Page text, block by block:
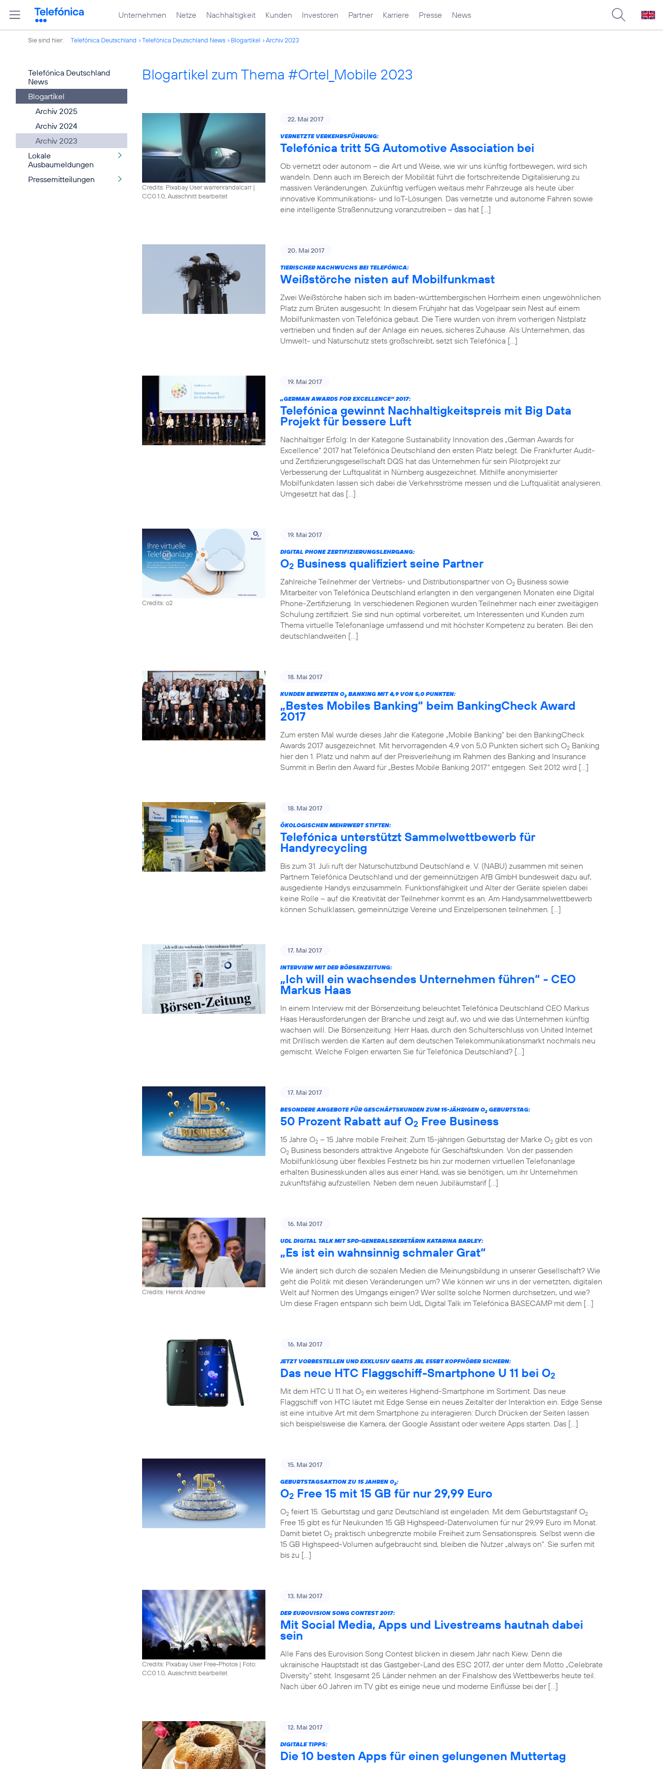
Unternehmen Netze Nachhaltigkeit Kunden Investoren Partner Karriere Presse News
Sie sind hier: Telefónica Deutschland Telefónica Deutschland News Blogartikel Archiv 2023
Telefónica Deutschland
News
Blogartikel
Archiv 2025
Archiv 2024
Archiv 2023
Lokale
Ausbaumeldungen
Pressemitteilungen
Blogartikel zum Thema #Ortel_Mobile 2023
Credits: Pixabay User warrenrandalcarr|
CC0 1.0, Ausschnitt bearbeitet
22. Mai 2017
VERNETZTE VERKEHRSFÜHRUNG:
Telefónica tritt 5G Automotive Association bei
Ob vernetzt oder autonom – die Art und Weise, wie wir uns künftig fortbewegen, wird sich
wandeln. Denn auch im Bereich der Mobilität führt die fortschreitende Digitalisierung zu
massiven Veränderungen. Zukünftig verfügen weitaus mehr Fahrzeuge als heute über
innovative Kommunikations- und IoT-Lösungen. Das vernetzte und autonome Fahren sowie
eine intelligente Straßennutzung voranzutreiben – das hat […]
20. Mai 2017
TIERISCHER NACHWUCHS BEI TELEFÓNICA:
Weißstörche nisten auf Mobilfunkmast
Zwei Weißstörche haben sich im baden-württembergischen Horrheim einen ungewöhnlichen
Platz zum Brüten ausgesucht: In diesem Frühjahr hat das Vogelpaar sein Nest auf einem
Mobilfunkmasten von Telefónica gebaut. Die Tiere wurden von ihrem vorherigen Nistplatz
vertrieben und finden auf der Anlage ein neues, sicheres Zuhause. Als Unternehmen, das
Umwelt- und Naturschutz stets großschreibt, setzt sich Telefónica […]
19. Mai 2017
„GERMAN AWARDS FOR EXCELLENCE“ 2017:
Telefónica gewinnt Nachhaltigkeitspreis mit Big Data
Projekt für bessere Luft
Nachhaltiger Erfolg: In der Kategorie Sustainability Innovation des „German Awards for
Excellence“ 2017 hat Telefónica Deutschland den ersten Platz belegt. Die Frankfurter Audit-
und Zertifizierungsgesellschaft DQS hat das Unternehmen für sein Pilotprojekt zur
Verbesserung der Luftqualität in Nürnberg ausgezeichnet. Mithilfe anonymisierter
Mobilfunkdaten lassen sich dabei die Verkehrsströme messen und die Luftqualität analysieren.
Umgesetzt hat das […]
Credits: o2
19. Mai 2017
DIGITAL PHONE ZERTIFIZIERUNGSLEHRGANG:
O2 Business qualifiziert seine Partner
Zahlreiche Teilnehmer der Vertriebs- und Distributionspartner von O2 Business sowie
Mitarbeiter von Telefónica Deutschland erlangten in den vergangenen Monaten eine Digital
Phone-Zertifizierung. In verschiedenen Regionen wurden Teilnehmer nach einer zweitägigen
Schulung zertifiziert. Sie sind nun optimal vorbereitet, um Interessenten und Kunden zum
Thema virtuelle Telefonanlage umfassend und mit höchster Kompetenz zu beraten. Bei den
deutschlandweiten […]
18. Mai 2017
KUNDEN BEWERTEN O2 BANKING MIT 4,9 VON 5,0 PUNKTEN:
„Bestes Mobiles Banking“ beim BankingCheck Award
2017
Zum ersten Mal wurde dieses Jahr die Kategorie „Mobile Banking“ bei den BankingCheck
Awards 2017 ausgezeichnet. Mit hervorragenden 4,9 von 5,0 Punkten sichert sich O2 Banking
hier den 1. Platz und nahm auf der Preisverleihung im Rahmen des Banking and Insurance
Summit in Berlin den Award für „Bestes Mobile Banking 2017“ entgegen. Seit 2012 wird […]
18. Mai 2017
ÖKOLOGISCHEN MEHRWERT STIFTEN:
Telefónica unterstützt Sammelwettbewerb für
Handyrecycling
Bis zum 31. Juli ruft der Naturschutzbund Deutschland e. V. (NABU) zusammen mit seinen
Partnern Telefónica Deutschland und der gemeinnützigen AfB GmbH bundesweit dazu auf,
ausgediente Handys einzusammeln. Funktionsfähigkeit und Alter der Geräte spielen dabei
keine Rolle – auf die Kreativität der Teilnehmer kommt es an. Am Handysammelwettbewerb
können Schulklassen, gemeinnützige Vereine und Einzelpersonen teilnehmen. […]
17. Mai 2017
INTERVIEW MIT DER BÖRSENZEITUNG:
„Ich will ein wachsendes Unternehmen führen“ - CEO
Markus Haas
In einem Interview mit der Börsenzeitung beleuchtet Telefónica Deutschland CEO Markus
Haas Herausforderungen der Branche und zeigt auf, wo und wie das Unternehmen künftig
wachsen will. Die Börsenzeitung: Herr Haas, durch den Schulterschluss von United Internet
mit Drillisch werden die Karten auf dem deutschen Telekommunikationsmarkt nochmals neu
gemischt. Welche Folgen erwarten Sie für Telefónica Deutschland? […]
17. Mai 2017
BESONDERE ANGEBOTE FÜR GESCHÄFTSKUNDEN ZUM 15-JÄHRIGEN O2 GEBURTSTAG:
50 Prozent Rabatt auf O2 Free Business
15 Jahre O2 – 15 Jahre mobile Freiheit: Zum 15-jährigen Geburtstag der Marke O2 gibt es von
O2 Business besonders attraktive Angebote für Geschäftskunden. Von der passenden
Mobilfunklösung über flexibles Festnetz bis hin zur modernen virtuellen Telefonanlage
erhalten Businesskunden alles aus einer Hand, was sie benötigen, um ihr Unternehmen
zukunftsfähig aufzustellen. Neben dem neuen Jubiläumstarif […]
Credits: Henrik Andree
16. Mai 2017
UDL DIGITAL TALK MIT SPD-GENERALSEKRETÄRIN KATARINA BARLEY:
„Es ist ein wahnsinnig schmaler Grat“
Wie ändert sich durch die sozialen Medien die Meinungsbildung in unserer Gesellschaft? Wie
geht die Politik mit diesen Veränderungen um? Wie können wir uns in der vernetzten, digitalen
Welt auf Normen des Umgangs einigen? Wer sollte solche Normen durchsetzen, und wie?
Um diese Fragen entspann sich beim UdL Digital Talk im Telefónica BASECAMP mit dem […]
16. Mai 2017
JETZT VORBESTELLEN UND EXKLUSIV GRATIS JBL E55BT KOPFHÖRER SICHERN:
Das neue HTC Flaggschiff-Smartphone U 11 bei O2
Mit dem HTC U 11 hat O2 ein weiteres Highend-Smartphone im Sortiment. Das neue
Flaggschiff von HTC läutet mit Edge Sense ein neues Zeitalter der Interaktion ein. Edge Sense
ist eine intuitive Art mit dem Smartphone zu interagieren: Durch Drücken der Seiten lassen
sich beispielsweise die Kamera, der Google Assistant oder weitere Apps starten. Das […]
15. Mai 2017
GEBURTSTAGSAKTION ZU 15 JAHREN O2:
O2 Free 15 mit 15 GB für nur 29,99 Euro
O2 feiert 15. Geburtstag und ganz Deutschland ist eingeladen. Mit dem Geburtstagstarif O2
Free 15 gibt es für Neukunden 15 GB Highspeed-Datenvolumen für nur 29,99 Euro im Monat.
Damit bietet O2 praktisch unbegrenzte mobile Freiheit zum Sensationspreis. Selbst wenn die
15 GB Highspeed-Volumen aufgebraucht sind, bleiben die Nutzer „always on“. Sie surfen mit
bis zu […]
Credits: Pixabay User Free-Photos | Foto:
CC0 1.0, Ausschnitt bearbeitet
13. Mai 2017
DER EUROVISION SONG CONTEST 2017:
Mit Social Media, Apps und Livestreams hautnah dabei
sein
Alle Fans des Eurovision Song Contest blicken in diesem Jahr nach Kiew. Denn die
ukrainische Hauptstadt ist das Gastgeber-Land des ESC 2017, der unter dem Motto „Celebrate
Diversity“ steht. Insgesamt 25 Länder nehmen an der Finalshow des Wettbewerbs heute teil.
Nach über 60 Jahren im TV gibt es einige neue und moderne Einflüsse bei der […]
12. Mai 2017
DIGITALE TIPPS:
Die 10 besten Apps für einen gelungenen Muttertag